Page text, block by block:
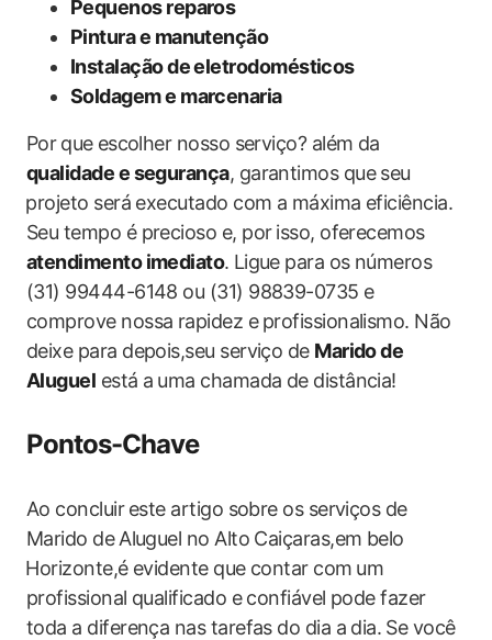
Pequenos reparos
Pintura e ​manutenção
Instalação de ‍eletrodomésticos
Soldagem‌ e marcenaria
Por⁤ que⁤ escolher nosso serviço?‌ além‌ da
qualidade e segurança,​ garantimos que seu
⁣projeto‌ será executado‍ com a ​máxima eficiência.⁢
Seu tempo é precioso ‌e, por⁤ isso, oferecemos
atendimento imediato. ⁣Ligue para os números
(31) 99444-6148 ou ‌(31) 98839-0735​ e
comprove nossa rapidez e⁤ profissionalismo. Não
deixe‌ para depois,seu serviço de Marido de
Aluguel está a⁣ uma chamada de distância!
Pontos-Chave
Ao concluir ⁣este artigo‌ sobre os serviços‍ de
Marido de ⁣Aluguel ‍no Alto​ Caiçaras,em belo
⁣Horizonte,é evidente que contar com ⁢um
profissional qualificado e confiável pode fazer
toda a diferença nas tarefas do dia a dia. ⁤Se você